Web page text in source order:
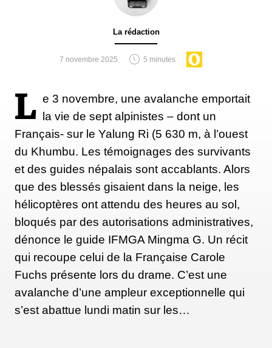
La rédaction
7 novembre 2025 5 minutes
L e 3 novembre, une avalanche emportait
la vie de sept alpinistes – dont un
Français- sur le Yalung Ri (5 630 m, à l’ouest
du Khumbu. Les témoignages des survivants
et des guides népalais sont accablants. Alors
que des blessés gisaient dans la neige, les
hélicoptères ont attendu des heures au sol,
bloqués par des autorisations administratives,
dénonce le guide IFMGA Mingma G. Un récit
qui recoupe celui de la Française Carole
Fuchs présente lors du drame. C’est une
avalanche d’une ampleur exceptionnelle qui
s’est abattue lundi matin sur les…